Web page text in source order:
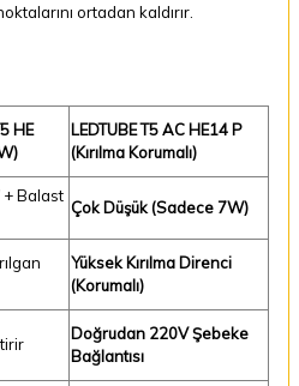
ortadan kaldırır.
HE
LEDTUBE T5 AC HE14 P
(Kırılma Korumalı)
+ Balast
Çok Düşük (Sadece 7W)
Yüksek Kırılma Direnci
(Korumalı)
Doğrudan 220V Şebeke
Bağlantısı